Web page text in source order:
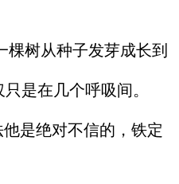
树从种子发芽成长到
是在几个呼吸间。
是绝对不信的，铁定